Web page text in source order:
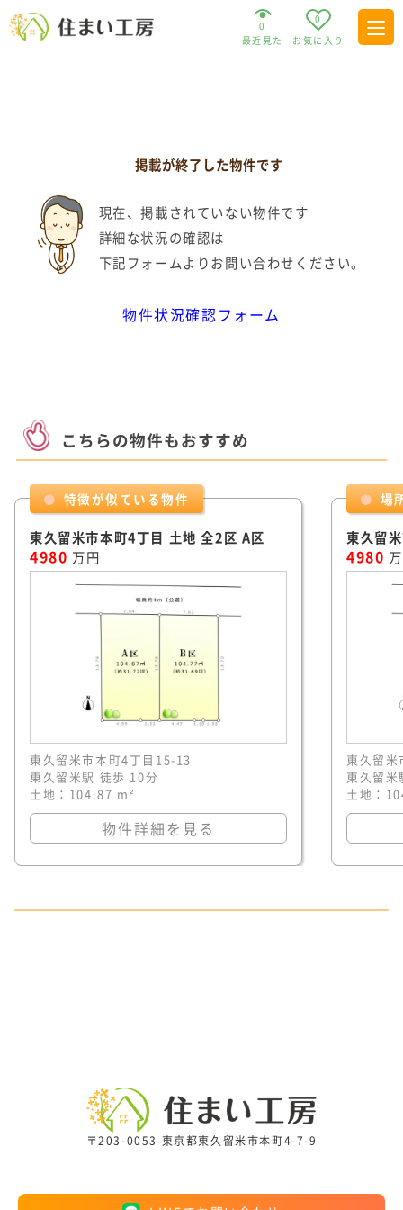
0
最近見た
0
お気に入り
掲載が終了した物件です
現在、掲載されていない物件です
詳細な状況の確認は
下記フォームよりお問い合わせください。
物件状況確認フォーム
こちらの物件もおすすめ
特徴が似ている物件
東久留米市本町4丁目 土地 全2区 A区
4980 万円
東久留米市本町4丁目15-13
東久留米駅 徒歩 10分
土地：104.87 m²
物件詳細を見る
場
東久留
4980
東久留
東久留
土地：
〒203-0053 東京都東久留米市本町4-7-9